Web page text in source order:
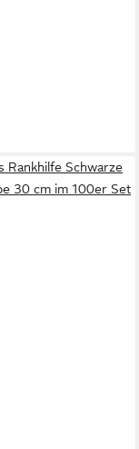
Rankhilfe Schwarze
30 cm im 100er Set